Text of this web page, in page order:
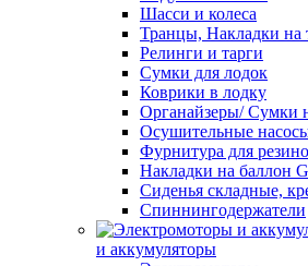
Шасси и колеса
Транцы, Накладки на
Релинги и тарги
Сумки для лодок
Коврики в лодку
Органайзеры/ Сумки
Осушительные
Фурнитура для
Накладки на баллон
Сиденья складные,
Спиннингодержатели
и аккумуляторы